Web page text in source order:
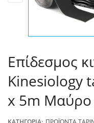
Επίδεσμος
Kinesiology
x 5m Μαύρο